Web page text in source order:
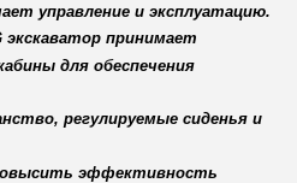
управление и эксплуатацию.
экскаватор принимает
для обеспечения
регулируемые сиденья и
эффективность